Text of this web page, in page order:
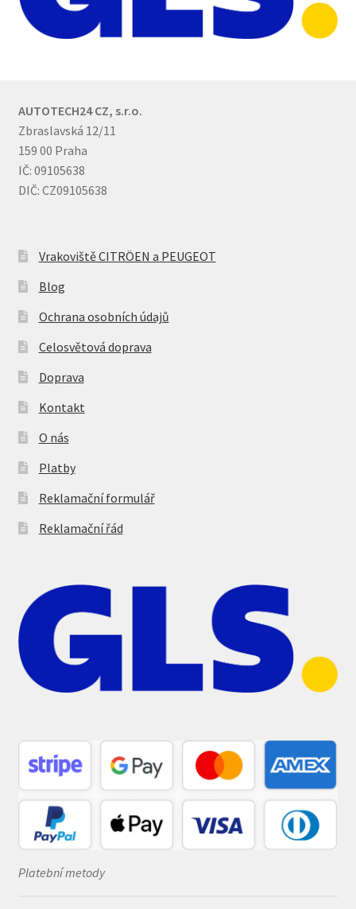
AUTOTECH24 CZ, s.r.o.
Zbraslavská 12/11
159 00 Praha
IČ: 09105638
DIČ: CZ09105638
Vrakoviště CITRÖEN a PEUGEOT
Blog
Ochrana osobních údajů
Celosvětová doprava
Doprava
Kontakt
O nás
Platby
Reklamační formulář
Reklamační řád
Platební metody